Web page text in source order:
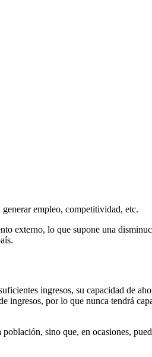
empleo, competitividad, etc.
externo, lo que supone una
ingresos, su capacidad de
por lo que nunca tendrá
sino que, en ocasiones,